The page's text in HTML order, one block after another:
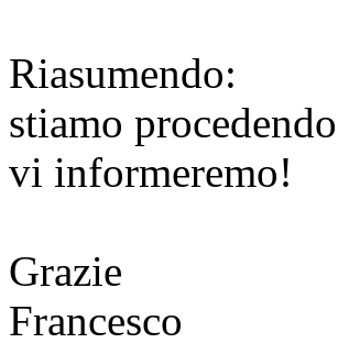
Riasumendo:
stiamo
vi informeremo!
Grazie
Francesco